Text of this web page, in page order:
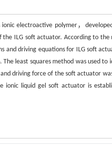
electroactive polymer，
ILG soft actuator. According to
and driving equations for ILG soft
least squares method was used
driving force of the soft actuator
liquid gel soft actuator is